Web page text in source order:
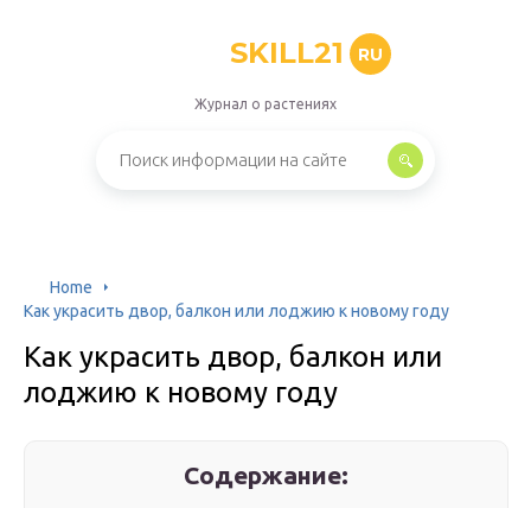
SKILL21 RU
Журнал о растениях
Home
Как украсить двор, балкон или лоджию к новому году
Как украсить двор, балкон или
лоджию к новому году
Содержание: